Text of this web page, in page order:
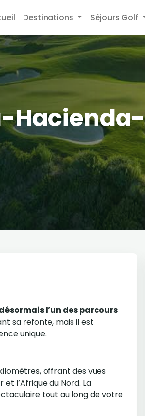
Destinations Séjours Golf
Hacienda-
l’un des parcours
sa refonte, mais il est
unique.
offrant des vues
l’Afrique du Nord. La
tout au long de votre